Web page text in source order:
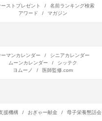
ーストプレゼント /
名前ランキング検索
アワード
/ マガジン
ーマンカレンダー /
シニアカレンダー
ムーンカレンダー
/
シッテク
ヨムーノ
/ 医師監修.com
援機構 / おぎゃー献金 / 母子栄養懇話会